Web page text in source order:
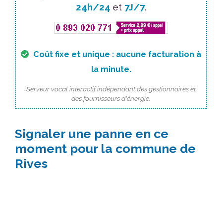
24h/24 et 7J/7.
Coût fixe et unique : aucune facturation à
la minute.
Serveur vocal interactif indépendant des gestionnaires et
des fournisseurs d'énergie.
Signaler une panne en ce
moment pour la commune de
Rives